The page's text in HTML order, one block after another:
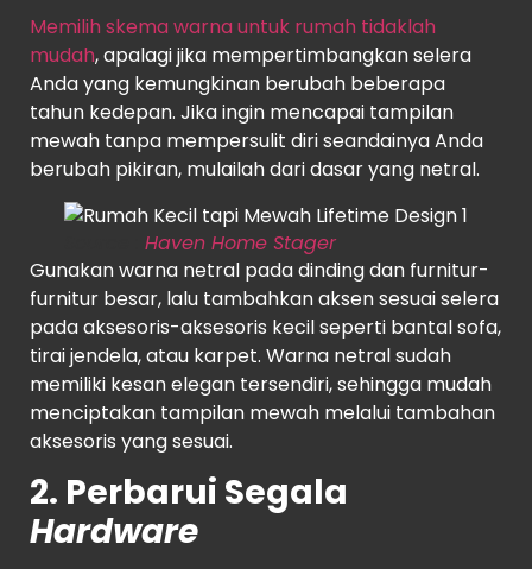
Memilih skema warna untuk rumah tidaklah
mudah, apalagi jika mempertimbangkan selera
Anda yang kemungkinan berubah beberapa
tahun kedepan. Jika ingin mencapai tampilan
mewah tanpa mempersulit diri seandainya Anda
berubah pikiran, mulailah dari dasar yang netral.
Haven Home Stager
Gunakan warna netral pada dinding dan furnitur-
furnitur besar, lalu tambahkan aksen sesuai selera
pada aksesoris-aksesoris kecil seperti bantal sofa,
tirai jendela, atau karpet. Warna netral sudah
memiliki kesan elegan tersendiri, sehingga mudah
menciptakan tampilan mewah melalui tambahan
aksesoris yang sesuai.
2. Perbarui Segala
Hardware